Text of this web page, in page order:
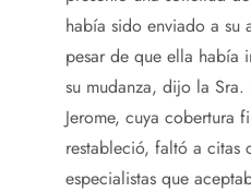
había sido enviado a su
pesar de que ella había
su mudanza, dijo la Sra.
Jerome, cuya cobertura
restableció, faltó a citas
especialistas que